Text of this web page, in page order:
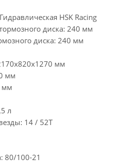
HSK Racing
диска: 240 мм
диска: 240 мм
мм
мм
мм
л
14 / 52T
80/100-21